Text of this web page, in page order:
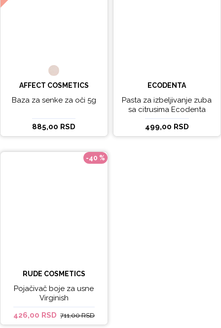
AFFECT COSMETICS
Baza za senke za oči 5g
885,00 RSD
ECODENTA
Pasta za izbeljivanje zuba
sa citrusima Ecodenta
EXPERT LINE EXCEPTIONAL
WHITENING 100ml
499,00 RSD
-40 %
RUDE COSMETICS
Pojačivač boje za usne
Virginish
426,00 RSD 711,00 RSD